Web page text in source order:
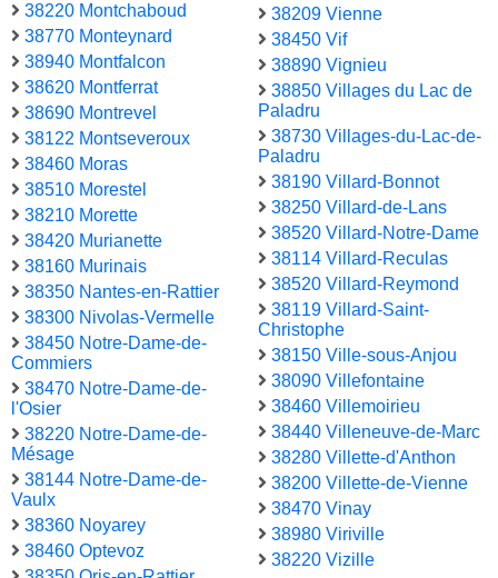
38220 Montchaboud
38770 Monteynard
38940 Montfalcon
38620 Montferrat
38690 Montrevel
38122 Montseveroux
38460 Moras
38510 Morestel
38210 Morette
38420 Murianette
38160 Murinais
38350 Nantes-en-Rattier
38300 Nivolas-Vermelle
38450 Notre-Dame-de-
Commiers
38470 Notre-Dame-de-
l'Osier
38220 Notre-Dame-de-
Mésage
38144 Notre-Dame-de-
Vaulx
38360 Noyarey
38460 Optevoz
38209 Vienne
38450 Vif
38890 Vignieu
38850 Villages du Lac de
Paladru
38730 Villages-du-Lac-de-
Paladru
38190 Villard-Bonnot
38250 Villard-de-Lans
38520 Villard-Notre-Dame
38114 Villard-Reculas
38520 Villard-Reymond
38119 Villard-Saint-
Christophe
38150 Ville-sous-Anjou
38090 Villefontaine
38460 Villemoirieu
38440 Villeneuve-de-Marc
38280 Villette-d'Anthon
38200 Villette-de-Vienne
38470 Vinay
38980 Viriville
38220 Vizille